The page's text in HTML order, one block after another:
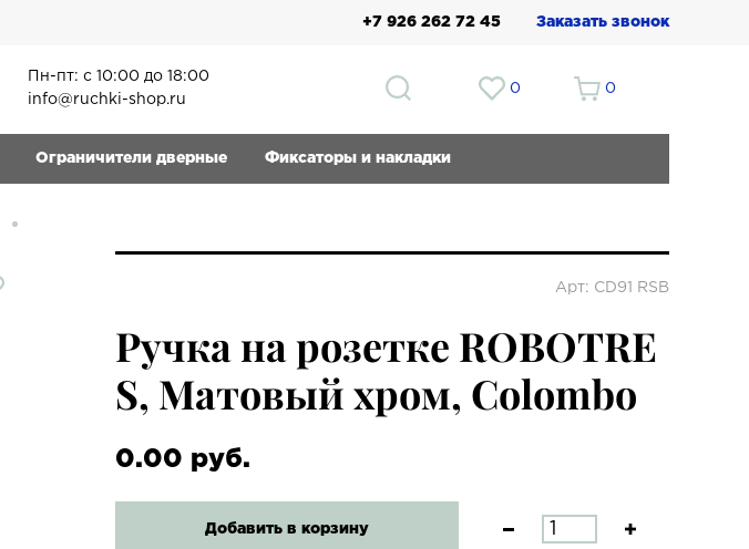
+7 926 262 72 45 Заказать звонок
Пн-пт: с 10:00 до 18:00
info@ruchki-shop.ru
0 0
Ограничители дверные Фиксаторы и накладки
Арт: CD91 RSB
Ручка на розетке ROBOTRE
S, Матовый хром, Colombo
0.00 руб.
Добавить в корзину